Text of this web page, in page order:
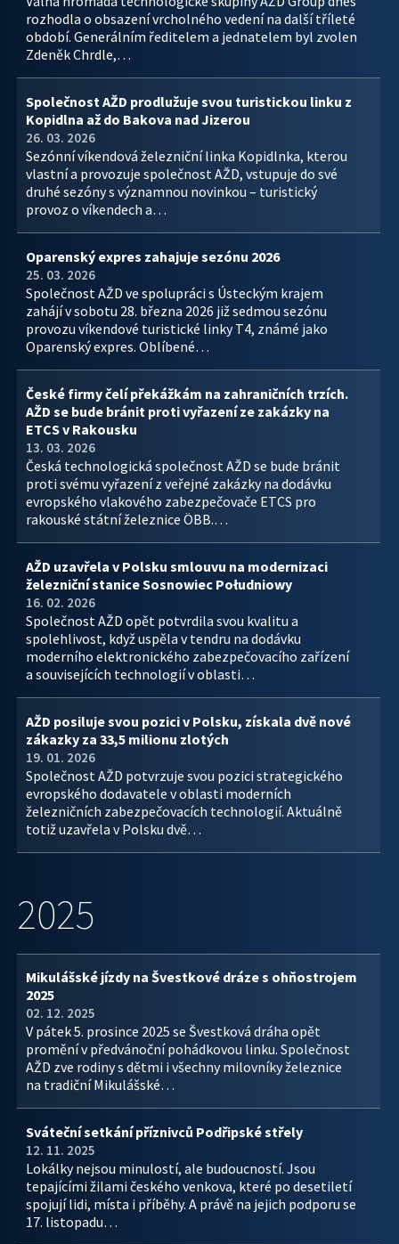
rozhodla o obsazení vrcholného vedení na další tříleté
období. Generálním ředitelem a jednatelem byl zvolen
Zdeněk Chrdle,…
Společnost AŽD prodlužuje svou turistickou linku z
Kopidlna až do Bakova nad Jizerou
26. 03. 2026
Sezónní víkendová železniční linka Kopidlnka, kterou
vlastní a provozuje společnost AŽD, vstupuje do své
druhé sezóny s významnou novinkou – turistický
provoz o víkendech a…
Oparenský expres zahajuje sezónu 2026
25. 03. 2026
Společnost AŽD ve spolupráci s Ústeckým krajem
zahájí v sobotu 28. března 2026 již sedmou sezónu
provozu víkendové turistické linky T4, známé jako
Oparenský expres. Oblíbené…
České firmy čelí překážkám na zahraničních trzích.
AŽD se bude bránit proti vyřazení ze zakázky na
ETCS v Rakousku
13. 03. 2026
Česká technologická společnost AŽD se bude bránit
proti svému vyřazení z veřejné zakázky na dodávku
evropského vlakového zabezpečovače ETCS pro
rakouské státní železnice ÖBB.…
AŽD uzavřela v Polsku smlouvu na modernizaci
železniční stanice Sosnowiec Południowy
16. 02. 2026
Společnost AŽD opět potvrdila svou kvalitu a
spolehlivost, když uspěla v tendru na dodávku
moderního elektronického zabezpečovacího zařízení
a souvisejících technologií v oblasti…
AŽD posiluje svou pozici v Polsku, získala dvě nové
zákazky za 33,5 milionu zlotých
19. 01. 2026
Společnost AŽD potvrzuje svou pozici strategického
evropského dodavatele v oblasti moderních
železničních zabezpečovacích technologií. Aktuálně
totiž uzavřela v Polsku dvě…
2025
Mikulášské jízdy na Švestkové dráze s ohňostrojem
2025
02. 12. 2025
V pátek 5. prosince 2025 se Švestková dráha opět
promění v předvánoční pohádkovou linku. Společnost
AŽD zve rodiny s dětmi i všechny milovníky železnice
na tradiční Mikulášské…
Sváteční setkání příznivců Podřipské střely
12. 11. 2025
Lokálky nejsou minulostí, ale budoucností. Jsou
tepajícími žilami českého venkova, které po desetiletí
spojují lidi, místa i příběhy. A právě na jejich podporu se
17. listopadu…